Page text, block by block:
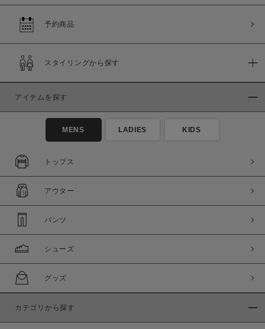
セール価格 WEB限定
在庫あり
この条件で絞り込む
予約商品
スタイリングから探す
アイテムを探す
MENS LADIES KIDS
トップス
アウター
パンツ
シューズ
グッズ
カテゴリから探す